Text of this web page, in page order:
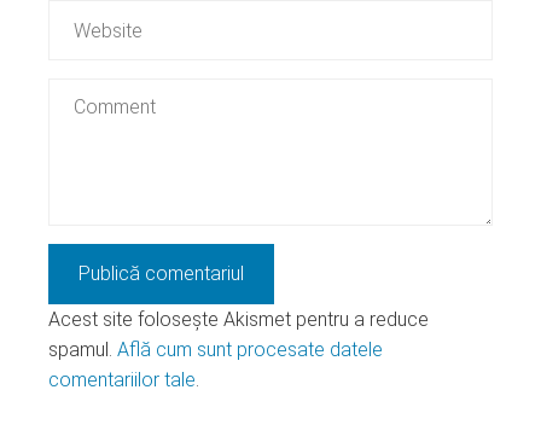
Acest site folosește Akismet pentru a reduce
spamul. Află cum sunt procesate datele
comentariilor tale.